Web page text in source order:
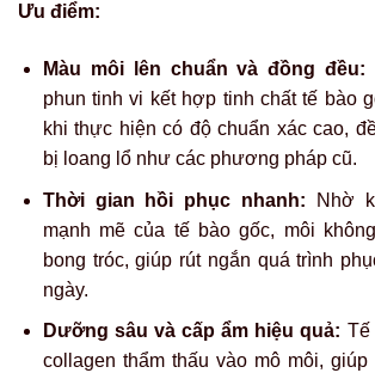
Ưu điểm:
Màu môi lên chuẩn và đồng đều:
phun tinh vi kết hợp tinh chất tế bào
khi thực hiện có độ chuẩn xác cao,
bị loang lổ như các phương pháp cũ.
Thời gian hồi phục nhanh: Nhờ
mạnh mẽ của tế bào gốc, môi
bong tróc, giúp rút ngắn quá trình
ngày.
Dưỡng sâu và cấp ẩm hiệu quả: Tế
collagen thẩm thấu vào mô môi,